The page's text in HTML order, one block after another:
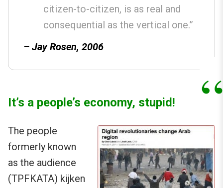
citizen-to-citizen, is as real and
consequential as the vertical one.”
– Jay Rosen, 2006
It’s a people’s economy, stupid!
The people
formerly known
as the audience
(TPFKATA) kijken